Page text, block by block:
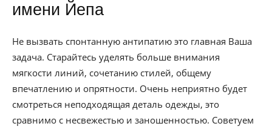
имени Йепа
Не вызвать спонтанную антипатию это главная Ваша
задача. Старайтесь уделять больше внимания
мягкости линий, сочетанию стилей, общему
впечатлению и опрятности. Очень неприятно будет
смотреться неподходящая деталь одежды, это
сравнимо с несвежестью и заношенностью. Советуем